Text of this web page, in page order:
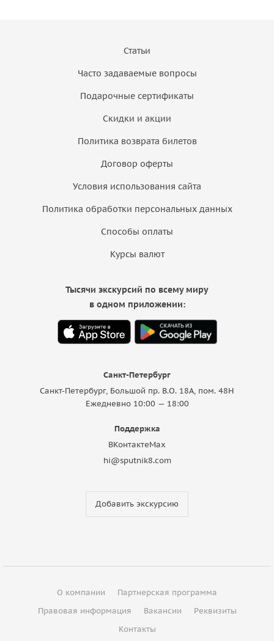
Статьи
Часто задаваемые вопросы
Подарочные сертификаты
Скидки и акции
Политика возврата билетов
Договор оферты
Условия использования сайта
Политика обработки персональных данных
Способы оплаты
Курсы валют
Санкт-Петербург
Санкт-Петербург, Большой пр. В.О. 18A, пом. 48Н
Ежедневно 10:00 — 18:00
Поддержка
ВКонтактеMax
hi@sputnik8.com
Добавить экскурсию
Тысячи экскурсий по всему миру
в одном приложении:
О компании
Партнерская программа
Правовая информация
Вакансии
Реквизиты
Контакты